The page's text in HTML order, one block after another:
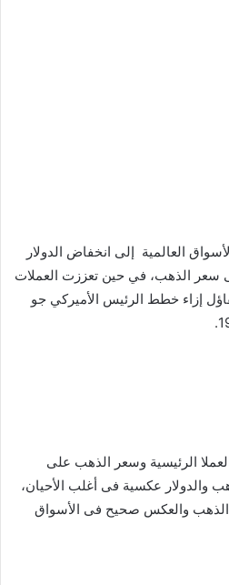
العالمية إلى انخفاض الدولار
الذهب، في حين تعززت العملات
إزاء خطط الرئيس الأميركي جو
الرئيسية وسعر الذهب على
والدولار عكسية فى أغلب الأحيان،
الذهب والعكس صحيح فى الأسواق